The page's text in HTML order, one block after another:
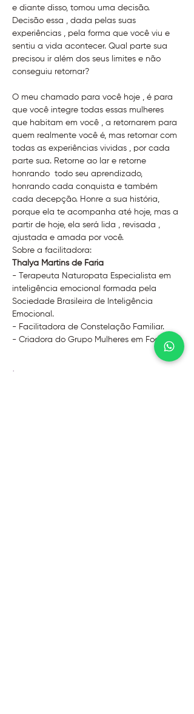
e diante disso, tomou uma decisão.
Decisão essa , dada pelas suas
experiências , pela forma que você viu e
sentiu a vida acontecer. Qual parte sua
precisou ir além dos seus limites e não
O meu chamado para você hoje , é para
que você integre todas essas mulheres
que habitam em você , a retornarem para
quem realmente você é, mas retornar com
todas as experiências vividas , por cada
parte sua. Retorne ao lar e retorne
honrando  todo seu aprendizado,
honrando cada conquista e também
cada decepção. Honre a sua história,
porque ela te acompanha até hoje, mas a
partir de hoje, ela será lida , revisada ,
ajustada e amada por você.
Sobre a facilitadora:
Thalya Martins de Faria
- Terapeuta Naturopata Especialista em
inteligência emocional formada pela
Sociedade Brasileira de Inteligência
Emocional.
- Facilitadora de Constelação Familiar.
- Criadora do Grupo Mulheres em Foco.